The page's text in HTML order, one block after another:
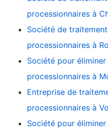
processionnaires à
Société de
processionnaires à
Société pour
processionnaires à
Entreprise de
processionnaires à
Société pour